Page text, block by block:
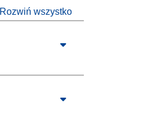
Rozwiń wszystko